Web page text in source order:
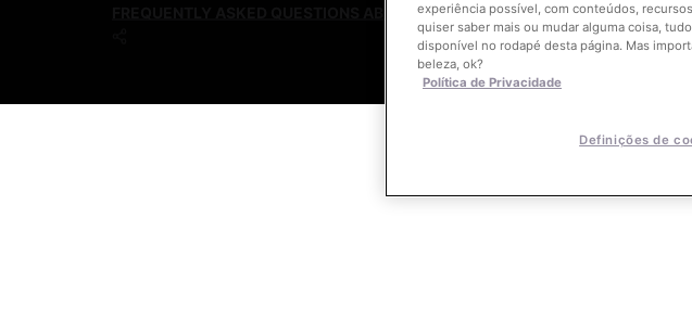
FREQUENTLY ASKED QUESTIONS ABOUT SYMWHITE®>
experiência possível, com conteúdos,
quiser saber mais ou mudar alguma coisa,
disponível no rodapé desta página. Mas
beleza, ok?
Política de Privacidade
Definições de